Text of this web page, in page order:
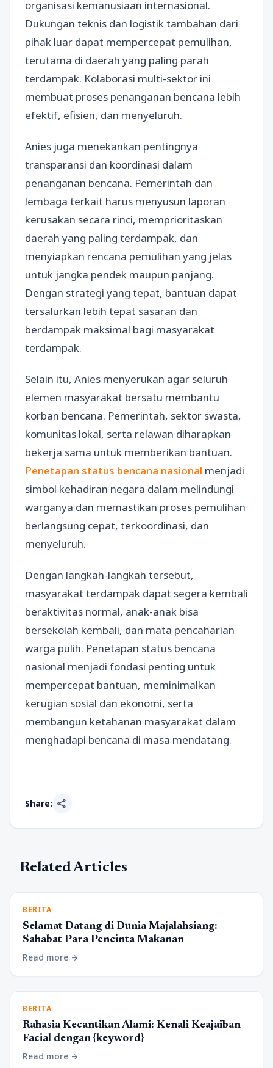
organisasi kemanusiaan internasional.
Dukungan teknis dan logistik tambahan dari
pihak luar dapat mempercepat pemulihan,
terutama di daerah yang paling parah
terdampak. Kolaborasi multi-sektor ini
membuat proses penanganan bencana lebih
efektif, efisien, dan menyeluruh.
Anies juga menekankan pentingnya
transparansi dan koordinasi dalam
penanganan bencana. Pemerintah dan
lembaga terkait harus menyusun laporan
kerusakan secara rinci, memprioritaskan
daerah yang paling terdampak, dan
menyiapkan rencana pemulihan yang jelas
untuk jangka pendek maupun panjang.
Dengan strategi yang tepat, bantuan dapat
tersalurkan lebih tepat sasaran dan
berdampak maksimal bagi masyarakat
terdampak.
Selain itu, Anies menyerukan agar seluruh
elemen masyarakat bersatu membantu
korban bencana. Pemerintah, sektor swasta,
komunitas lokal, serta relawan diharapkan
bekerja sama untuk memberikan bantuan.
Penetapan status bencana nasional menjadi
simbol kehadiran negara dalam melindungi
warganya dan memastikan proses pemulihan
berlangsung cepat, terkoordinasi, dan
menyeluruh.
Dengan langkah-langkah tersebut,
masyarakat terdampak dapat segera kembali
beraktivitas normal, anak-anak bisa
bersekolah kembali, dan mata pencaharian
warga pulih. Penetapan status bencana
nasional menjadi fondasi penting untuk
mempercepat bantuan, meminimalkan
kerugian sosial dan ekonomi, serta
membangun ketahanan masyarakat dalam
menghadapi bencana di masa mendatang.
Share: share
Related Articles
BERITA
Selamat Datang di Dunia Majalahsiang:
Sahabat Para Pencinta Makanan
Read more arrow_forward
BERITA
Rahasia Kecantikan Alami: Kenali Keajaiban
Facial dengan {keyword}
Read more arrow_forward